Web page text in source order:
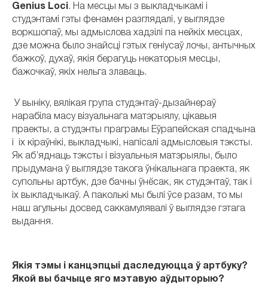
Genius Loci. На месцы мы з выкладчыкамі і
студэнтамі гэты фенамен разглядалі, у выглядзе
воркшопаў, мы адмыслова хадзілі па нейкіх месцах,
дзе можна было знайсці гэтых геніусаў лочы, антычных
бажкоў, духаў, якія берагуць некаторыя месцы,
бажочкаў, якіх нельга злаваць.
У выніку, вялікая група студэнтаў-дызайнераў
нарабіла масу візуальнага матэрыялу, цікавыя
праекты, а студэнты праграмы Еўрапейская спадчына
і іх кіраўнікі, выкладчыкі, напісалі адмысловыя тэксты.
Як аб’яднаць тэксты і візуальныя матэрыялы, было
прыдумана ў выглядзе такога ўнікальнага праекта, як
супольны артбук, дзе бачны ўнёсак, як студэнтаў, так і
іх выкладчыкаў. А паколькі мы былі ўсе разам, то мы
наш агульны досвед саккамулявалі ў выглядзе гэтага
выдання.
Якія тэмы і канцэпцыі даследуюцца ў артбуку?
Якой вы бачыце яго мэтавую аўдыторыю?